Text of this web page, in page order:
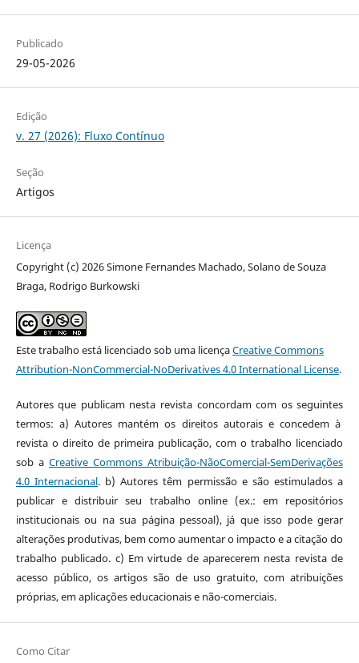
Publicado
29-05-2026
Edição
v. 27 (2026): Fluxo Contínuo
Seção
Artigos
Licença
Copyright (c) 2026 Simone Fernandes Machado, Solano de Souza
Braga, Rodrigo Burkowski
Este trabalho está licenciado sob uma licençaCreative Commons
Attribution-NonCommercial-NoDerivatives 4.0 International License.
Autores que publicam nesta revista concordam com os seguintes
termos: a) Autores mantém os direitos autorais e concedem à
revista o direito de primeira publicação, com o trabalho licenciado
sob a Creative Commons Atribuição-NãoComercial-SemDerivações
4.0 Internacional. b) Autores têm permissão e são estimulados a
publicar e distribuir seu trabalho online (ex.: em repositórios
institucionais ou na sua página pessoal), já que isso pode gerar
alterações produtivas, bem como aumentar o impacto e a citação do
trabalho publicado. c) Em virtude de aparecerem nesta revista de
acesso público, os artigos são de uso gratuito, com atribuições
próprias, em aplicações educacionais e não-comerciais.
Como Citar